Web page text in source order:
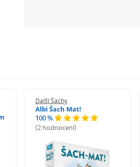
Další Šachy
Albi Šach Mat!
100 %
(2 hodnocení)